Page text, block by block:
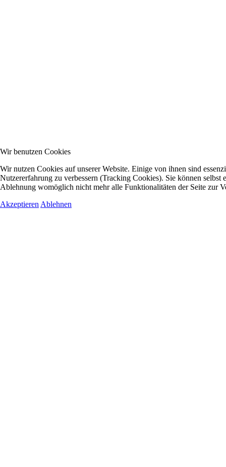
Wir benutzen Cookies
Wir nutzen Cookies auf unserer Website. Einige von ihnen sind
Nutzererfahrung zu verbessern (Tracking Cookies). Sie können selbst
Ablehnung womöglich nicht mehr alle Funktionalitäten der Seite zur
Akzeptieren Ablehnen